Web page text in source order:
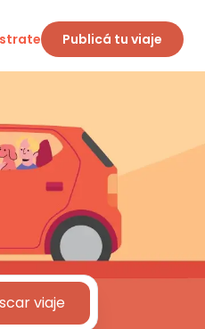
Publicá tu viaje
viaje